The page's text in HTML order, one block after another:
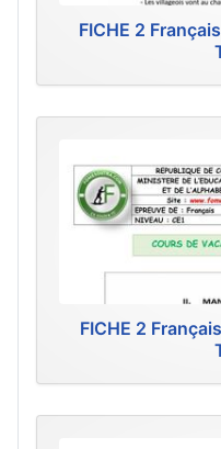
FICHE 2
FICHE 2